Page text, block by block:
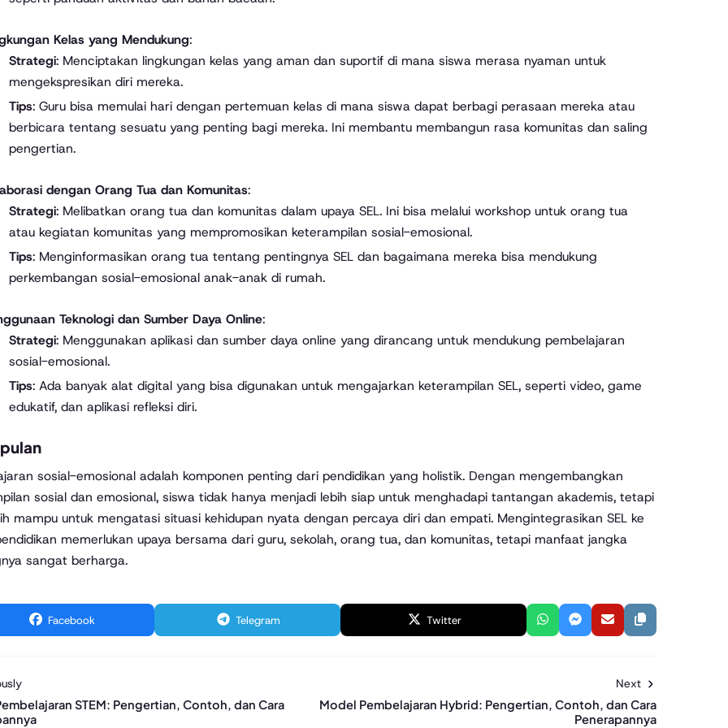
Kelas yang Mendukung:
Strategi: Menciptakan lingkungan kelas yang aman dan suportif di mana siswa merasa nyaman untuk
mengekspresikan diri mereka.
Tips: Guru bisa memulai hari dengan pertemuan kelas di mana siswa dapat berbagi perasaan mereka atau
berbicara tentang sesuatu yang penting bagi mereka. Ini membantu membangun rasa komunitas dan saling
pengertian.
dengan Orang Tua dan Komunitas:
Strategi: Melibatkan orang tua dan komunitas dalam upaya SEL. Ini bisa melalui workshop untuk orang tua
atau kegiatan komunitas yang mempromosikan keterampilan sosial-emosional.
Tips: Menginformasikan orang tua tentang pentingnya SEL dan bagaimana mereka bisa mendukung
perkembangan sosial-emosional anak-anak di rumah.
Teknologi dan Sumber Daya Online:
Strategi: Menggunakan aplikasi dan sumber daya online yang dirancang untuk mendukung pembelajaran
sosial-emosional.
Tips: Ada banyak alat digital yang bisa digunakan untuk mengajarkan keterampilan SEL, seperti video, game
edukatif, dan aplikasi refleksi diri.
sosial-emosional adalah komponen penting dari pendidikan yang holistik. Dengan mengembangkan
sosial dan emosional, siswa tidak hanya menjadi lebih siap untuk menghadapi tantangan akademis, tetapi
mampu untuk mengatasi situasi kehidupan nyata dengan percaya diri dan empati. Mengintegrasikan SEL ke
memerlukan upaya bersama dari guru, sekolah, orang tua, dan komunitas, tetapi manfaat jangka
sangat berharga.
Facebook Telegram Twitter
STEM: Pengertian, Contoh, dan Cara
Next
Model Pembelajaran Hybrid: Pengertian, Contoh, dan Cara
Penerapannya